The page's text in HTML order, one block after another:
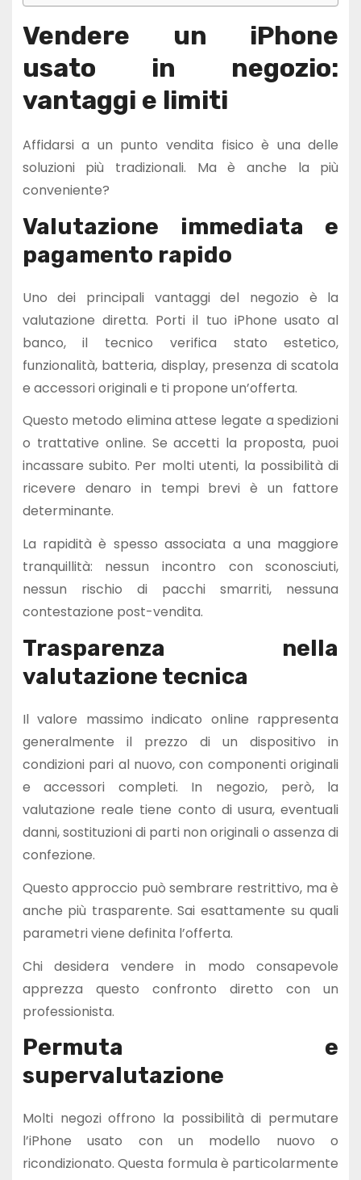
Vendere un iPhone
usato in negozio:
vantaggi e limiti
Affidarsi a un punto vendita fisico è una delle
soluzioni più tradizionali. Ma è anche la più
conveniente?
Valutazione immediata e
pagamento rapido
Uno dei principali vantaggi del negozio è la
valutazione diretta. Porti il tuo iPhone usato al
banco, il tecnico verifica stato estetico,
funzionalità, batteria, display, presenza di scatola
e accessori originali e ti propone un’offerta.
Questo metodo elimina attese legate a spedizioni
o trattative online. Se accetti la proposta, puoi
incassare subito. Per molti utenti, la possibilità di
ricevere denaro in tempi brevi è un fattore
determinante.
La rapidità è spesso associata a una maggiore
tranquillità: nessun incontro con sconosciuti,
nessun rischio di pacchi smarriti, nessuna
contestazione post-vendita.
Trasparenza nella
valutazione tecnica
Il valore massimo indicato online rappresenta
generalmente il prezzo di un dispositivo in
condizioni pari al nuovo, con componenti originali
e accessori completi. In negozio, però, la
valutazione reale tiene conto di usura, eventuali
danni, sostituzioni di parti non originali o assenza di
confezione.
Questo approccio può sembrare restrittivo, ma è
anche più trasparente. Sai esattamente su quali
parametri viene definita l’offerta.
Chi desidera vendere in modo consapevole
apprezza questo confronto diretto con un
professionista.
Permuta e
supervalutazione
Molti negozi offrono la possibilità di permutare
l’iPhone usato con un modello nuovo o
ricondizionato. Questa formula è particolarmente